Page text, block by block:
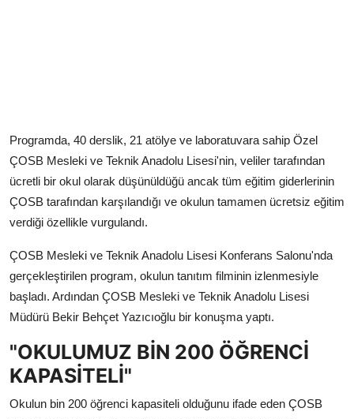
Programda, 40 derslik, 21 atölye ve laboratuvara sahip Özel
ÇOSB Mesleki ve Teknik Anadolu Lisesi'nin, veliler tarafından
ücretli bir okul olarak düşünüldüğü ancak tüm eğitim giderlerinin
ÇOSB tarafından karşılandığı ve okulun tamamen ücretsiz eğitim
verdiği özellikle vurgulandı.
ÇOSB Mesleki ve Teknik Anadolu Lisesi Konferans Salonu'nda
gerçekleştirilen program, okulun tanıtım filminin izlenmesiyle
başladı. Ardından ÇOSB Mesleki ve Teknik Anadolu Lisesi
Müdürü Bekir Behçet Yazıcıoğlu bir konuşma yaptı.
"OKULUMUZ BİN 200 ÖĞRENCİ
KAPASİTELİ"
Okulun bin 200 öğrenci kapasiteli olduğunu ifade eden ÇOSB